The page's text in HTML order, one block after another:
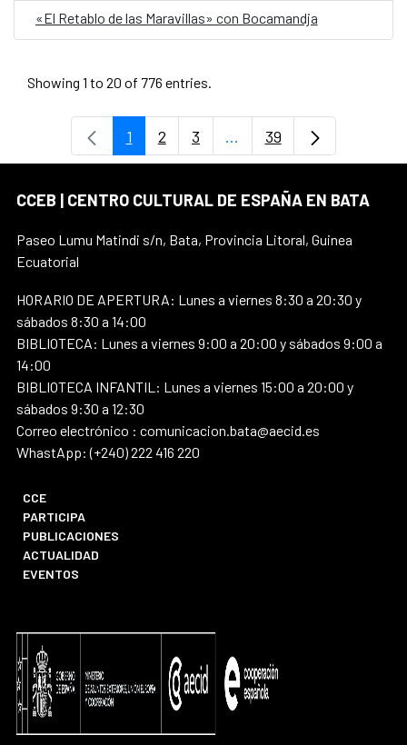
«El Retablo de las Maravillas» con Bocamandja
Showing 1 to 20 of 776 entries.
Page
1 Page
2 Page
3 ...Intermediate Pages Use
Page
39
CCEB | CENTRO CULTURAL DE ESPAÑA EN BATA
Paseo Lumu Matindi s/n, Bata, Provincia Litoral, Guinea
Ecuatorial
HORARIO DE APERTURA: Lunes a viernes 8:30 a 20:30 y
sábados 8:30 a 14:00
BIBLIOTECA: Lunes a viernes 9:00 a 20:00 y sábados 9:00 a
14:00
BIBLIOTECA INFANTIL: Lunes a viernes 15:00 a 20:00 y
sábados 9:30 a 12:30
Correo electrónico : comunicacion.bata@aecid.es
WhastApp: (+240) 222 416 220
CCE
PARTICIPA
PUBLICACIONES
ACTUALIDAD
EVENTOS